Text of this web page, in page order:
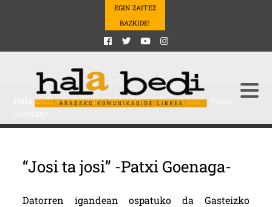
EGIN ZAITEZ
BAZKIDE!
Hala Bedi>Opinions>hizpidea>“Josi ta josi” -Patxi
“Josi ta josi” -Patxi Goenaga-
Datorren igandean ospatuko da Gasteizko